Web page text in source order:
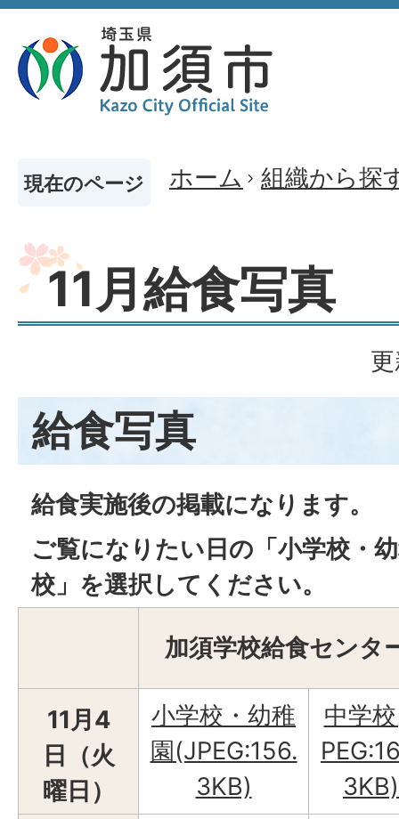
現在のページ ホーム 組織から探
11月給食写真
給食写真
給食実施後の掲載になります。
ご覧になりたい日の「小学校・
校」を選択してください。
加須学校給食センタ
11月4
日（火
曜日）
小学校・幼稚
園(JPEG:156.
3KB)
中学
3KB)